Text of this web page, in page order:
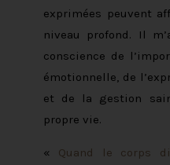
exprimées peuvent
niveau profond. Il
conscience de
émotionnelle, de
et de la gestion
propre vie.
« Quand le corps